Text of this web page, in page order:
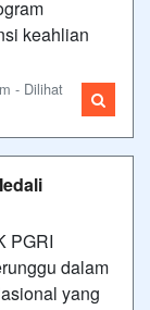
keahlian
- Dilihat
PGRI
dalam
yang